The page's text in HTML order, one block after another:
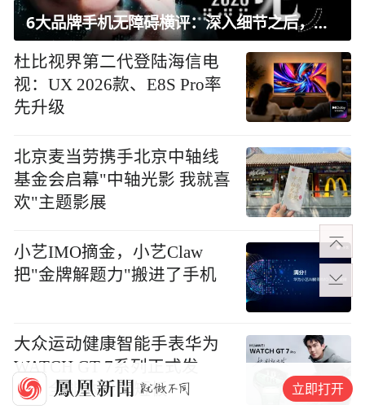
6大品牌手机无障碍横评：深入细节之后，似乎只有苹果能挺住？｜ 看见2026
杜比视界第二代登陆海信电
视：UX 2026款、E8S Pro率
先升级
北京麦当劳携手北京中轴线
基金会启幕"中轴光影 我就喜
欢"主题影展
小艺IMO摘金，小艺Claw
把"金牌解题力"搬进了手机
大众运动健康智能手表华为
WATCH GT 7系列正式发
布，全能体验无短板
立即打开